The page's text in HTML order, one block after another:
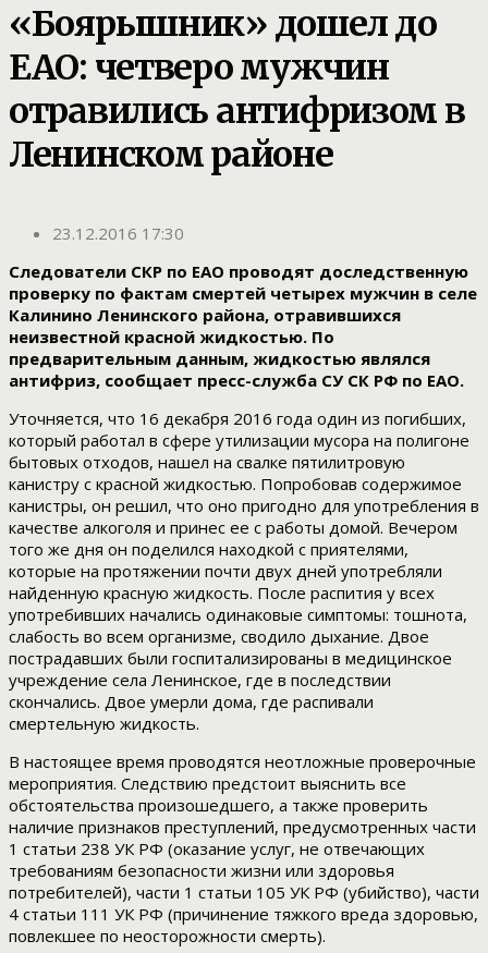
«Боярышник» дошел до
ЕАО: четверо мужчин
отравились антифризом в
Ленинском районе
23.12.2016 17:30
Следователи СКР по ЕАО проводят доследственную
проверку по фактам смертей четырех мужчин в селе
Калинино Ленинского района, отравившихся
неизвестной красной жидкостью. По
предварительным данным, жидкостью являлся
антифриз, сообщает пресс-служба СУ СК РФ по ЕАО.
Уточняется, что 16 декабря 2016 года один из погибших,
который работал в сфере утилизации мусора на полигоне
бытовых отходов, нашел на свалке пятилитровую
канистру с красной жидкостью. Попробовав содержимое
канистры, он решил, что оно пригодно для употребления в
качестве алкоголя и принес ее с работы домой. Вечером
того же дня он поделился находкой с приятелями,
которые на протяжении почти двух дней употребляли
найденную красную жидкость. После распития у всех
употребивших начались одинаковые симптомы: тошнота,
слабость во всем организме, сводило дыхание. Двое
пострадавших были госпитализированы в медицинское
учреждение села Ленинское, где в последствии
скончались. Двое умерли дома, где распивали
смертельную жидкость.
В настоящее время проводятся неотложные проверочные
мероприятия. Следствию предстоит выяснить все
обстоятельства произошедшего, а также проверить
наличие признаков преступлений, предусмотренных части
1 статьи 238 УК РФ (оказание услуг, не отвечающих
требованиям безопасности жизни или здоровья
потребителей), части 1 статьи 105 УК РФ (убийство), части
4 статьи 111 УК РФ (причинение тяжкого вреда здоровью,
повлекшее по неосторожности смерть).